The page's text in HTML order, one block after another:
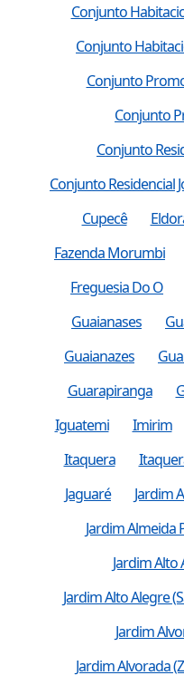
Conjunto
Conjunto
Conjunto
Conjunto
Conjunto
Conjunto Residencial
Cupecê
Fazenda Morumbi
Freguesia Do O
Guaianases
Guaianazes
Guarapiranga
Iguatemi
Imirim
Itaquera
Jaguaré
Jardim
Jardim Almeida
Jardim Alto
Jardim Alto Alegre
Jardim
Jardim Alvorada